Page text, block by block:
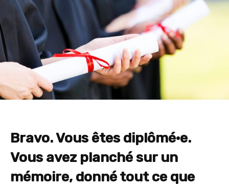
Bravo. Vous êtes diplômé·e.
Vous avez planché sur un
mémoire, donné tout ce que